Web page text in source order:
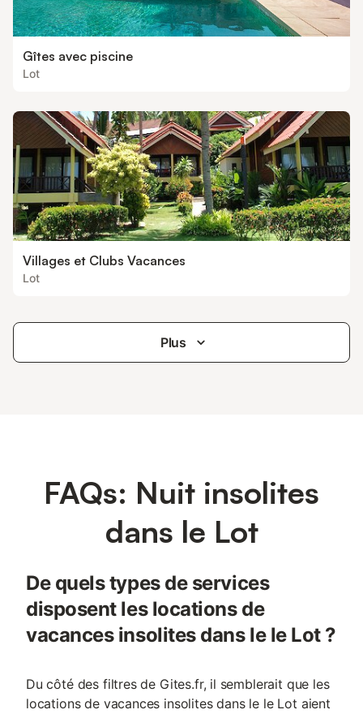
Gîtes avec piscine
Lot
Villages et Clubs Vacances
Lot
Plus
FAQs: Nuit insolites
dans le Lot
De quels types de services
disposent les locations de
vacances insolites dans le le Lot ?
Du côté des filtres de Gites.fr, il semblerait que les
locations de vacances insolites dans le le Lot aient